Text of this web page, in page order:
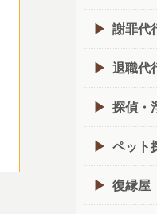
謝罪代
退職代
探偵・
ペット
復縁屋